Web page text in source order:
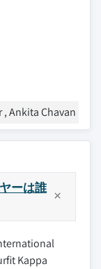
, Ankita Chavan
ーは誰
Kappa